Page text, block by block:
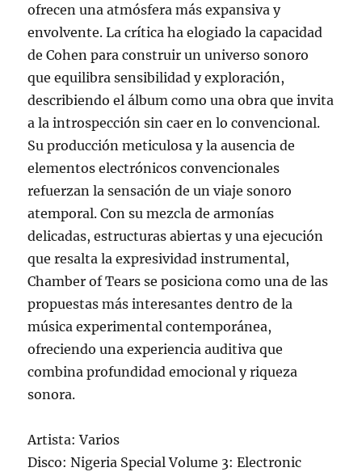
ofrecen una atmósfera más expansiva y
envolvente. La crítica ha elogiado la capacidad
de Cohen para construir un universo sonoro
que equilibra sensibilidad y exploración,
describiendo el álbum como una obra que invita
a la introspección sin caer en lo convencional.
Su producción meticulosa y la ausencia de
elementos electrónicos convencionales
refuerzan la sensación de un viaje sonoro
atemporal. Con su mezcla de armonías
delicadas, estructuras abiertas y una ejecución
que resalta la expresividad instrumental,
Chamber of Tears se posiciona como una de las
propuestas más interesantes dentro de la
música experimental contemporánea,
ofreciendo una experiencia auditiva que
combina profundidad emocional y riqueza
sonora.
Artista: Varios
Disco: Nigeria Special Volume 3: Electronic